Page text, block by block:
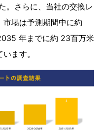
。さらに、当社の交換レ
市場は予測期間中に約
年までに約 23百万米
ます。